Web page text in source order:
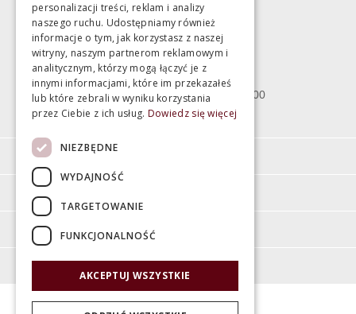
Magazyn
Bartycka 24/26 Hala 100
00-716 Warszawa
poniedziałek - piątek 10:00 - 18:00
sobota 10:00 - 15:00
Moje konto
O firmie
personalizacji treści, reklam i analizy
naszego ruchu. Udostępniamy również
informacje o tym, jak korzystasz z naszej
witryny, naszym partnerom reklamowym i
analitycznym, którzy mogą łączyć je z
innymi informacjami, które im przekazałeś
lub które zebrali w wyniku korzystania
przez Ciebie z ich usług. Dowiedz się więcej
NIEZBĘDNE
WYDAJNOŚĆ
TARGETOWANIE
FUNKCJONALNOŚĆ
AKCEPTUJ WSZYSTKIE